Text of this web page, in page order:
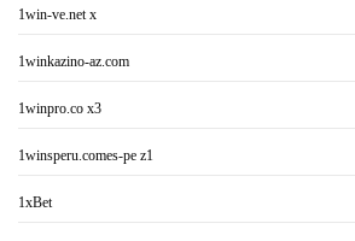
1win-ve.net x
1winkazino-az.com
1winpro.co x3
1winsperu.comes-pe z1
1xBet